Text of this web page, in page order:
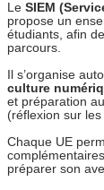
Le SIEM
propose un
étudiants, afin
parcours.
Il s’organise
culture
et préparation
(réflexion sur
Chaque UE
préparer son